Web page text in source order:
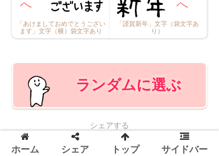
「あけましておめでとうござい
ます」文字（横）袋文字あり
「謹賀新年」文字（袋文字あ
り）
ランダムに選ぶ
シェアする
Facebook
Pinterest
ホーム シェア トップ サイドバー